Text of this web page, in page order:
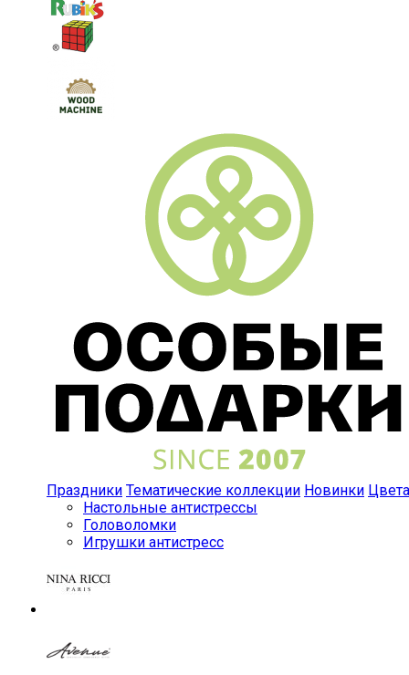
Праздники Тематические коллекции Новинки Цвета
Настольные антистрессы
Головоломки
Игрушки антистресс